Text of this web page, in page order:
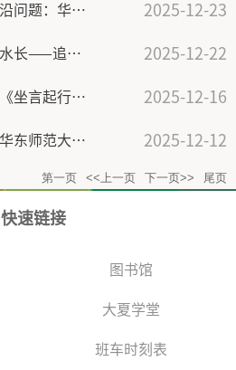
洞见数智时代知识产权前沿问题：华东师范大学交叉学科对话论坛举行数智时代的知识产权案例专题研讨 2025-12-23
雷启立：先生之风，山高水长——追怀齐森华先生 2025-12-22
本院学术 | 雷启立 肖敖夏《坐言起行：以融合创新重构卓越出版人才培养》 2025-12-16
河南省委宣传部考察组至华东师范大学调研交流 2025-12-12
第一页 <<上一页 下一页>> 尾页
快速链接
图书馆
大夏学堂
班车时刻表